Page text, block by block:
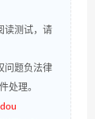
读测试，请
问题负法律
处理。